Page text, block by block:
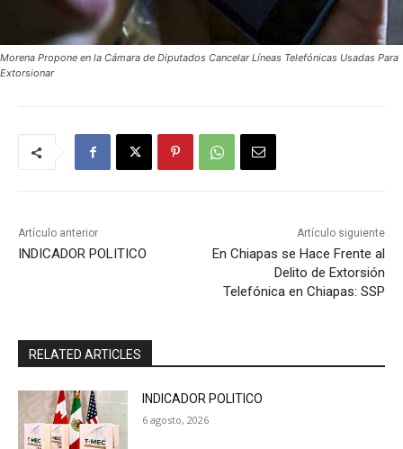
Morena Propone en la Cámara de Diputados Cancelar Líneas Telefónicas Usadas Para
Extorsionar
Artículo anterior
INDICADOR POLITICO
Artículo siguiente
En Chiapas se Hace Frente al
Delito de Extorsión
Telefónica en Chiapas: SSP
RELATED ARTICLES
INDICADOR POLITICO
6 agosto, 2026